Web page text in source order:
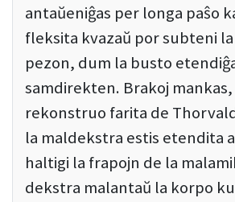
antaŭeniĝas per longa paŝo
fleksita kvazaŭ por subteni
pezon, dum la busto
samdirekten. Brakoj
rekonstruo farita de
la maldekstra estis etendita
haltigi la frapojn de la
dekstra malantaŭ la korpo